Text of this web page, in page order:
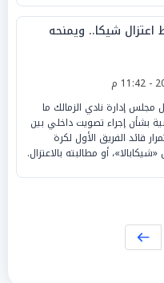
شيكا.. ويمنحه
إدارة نادي الزمالك ما
بشأن إجراء تصويت داخلي بين
قائد الفريق الأول لكرة
أو مطالبته بالاعتزال.